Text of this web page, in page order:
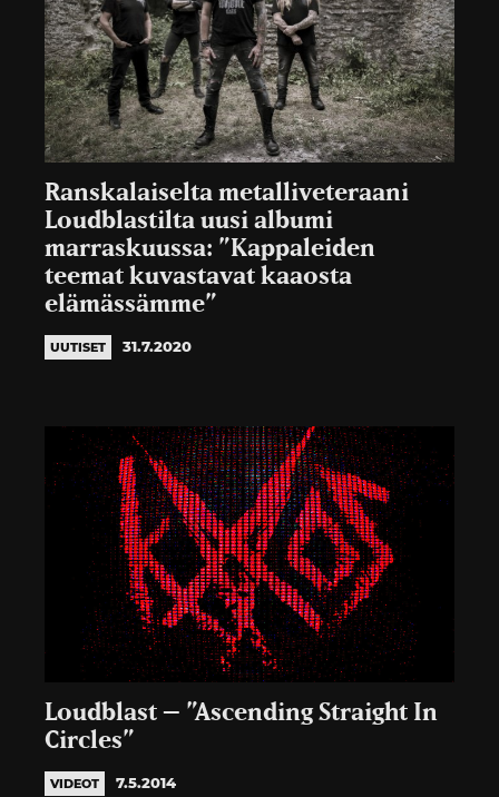
Ranskalaiselta metalliveteraani
Loudblastilta uusi albumi
marraskuussa: ”Kappaleiden
teemat kuvastavat kaaosta
elämässämme”
UUTISET 31.7.2020
Loudblast – ”Ascending Straight In
Circles”
VIDEOT 7.5.2014